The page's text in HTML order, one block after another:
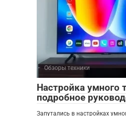
Обзоры техники
Настройка умного
подробное
Запутались в настройках